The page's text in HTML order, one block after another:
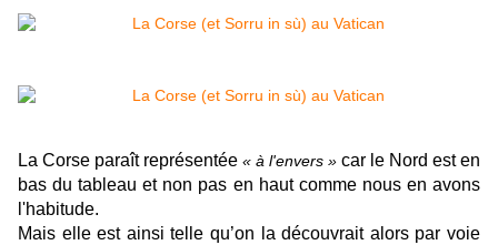
La Corse paraît représentée « à l'envers » car le Nord est en
bas du tableau et non pas en haut comme nous en avons
l'habitude.
Mais elle est ainsi telle qu’on la découvrait alors par voie